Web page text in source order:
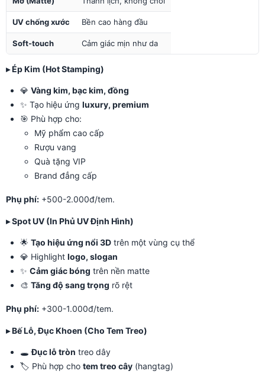
UV chống xước Bền cao hàng đầu
Soft-touch Cảm giác mịn như da
▸ Ép Kim (Hot Stamping)
💎 Vàng kim, bạc kim, đồng
✨ Tạo hiệu ứng luxury, premium
🎯 Phù hợp cho:
Mỹ phẩm cao cấp
Rượu vang
Quà tặng VIP
Brand đẳng cấp
Phụ phí: +500-2.000đ/tem.
▸ Spot UV (In Phủ UV Định Hình)
🌟 Tạo hiệu ứng nổi 3D trên một vùng cụ thể
💎 Highlight logo, slogan
✨ Cảm giác bóng trên nền matte
🎨 Tăng độ sang trọng rõ rệt
Phụ phí: +300-1.000đ/tem.
▸ Bế Lỗ, Đục Khoen (Cho Tem Treo)
🕳️Đục lỗ tròn treo dây
🏷️ Phù hợp cho tem treo cây (hangtag)